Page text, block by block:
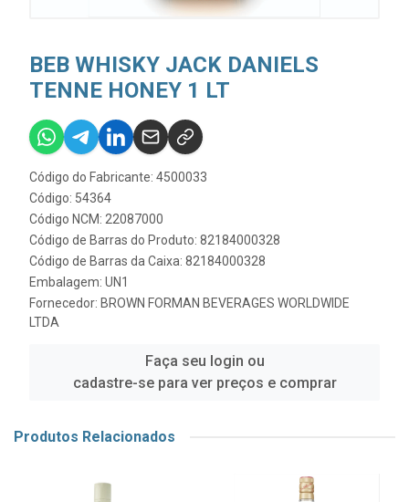
BEB WHISKY JACK DANIELS
TENNE HONEY 1 LT
Código do Fabricante: 4500033
Código: 54364
Código NCM: 22087000
Código de Barras do Produto: 82184000328
Código de Barras da Caixa: 82184000328
Embalagem: UN1
Fornecedor: BROWN FORMAN BEVERAGES WORLDWIDE
LTDA
Faça seu login ou
cadastre-se para ver preços e comprar
Produtos Relacionados